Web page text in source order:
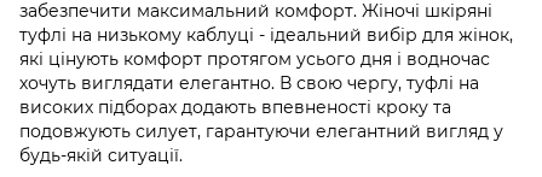
забезпечити максимальний комфорт. Жіночі шкіряні
туфлі на низькому каблуці - ідеальний вибір для жінок,
які цінують комфорт протягом усього дня і водночас
хочуть виглядати елегантно. В свою чергу, туфлі на
високих підборах додають впевненості кроку та
подовжують силует, гарантуючи елегантний вигляд у
будь-якій ситуації.